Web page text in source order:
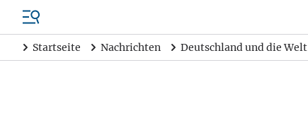
Startseite Nachrichten Deutschland und die Welt